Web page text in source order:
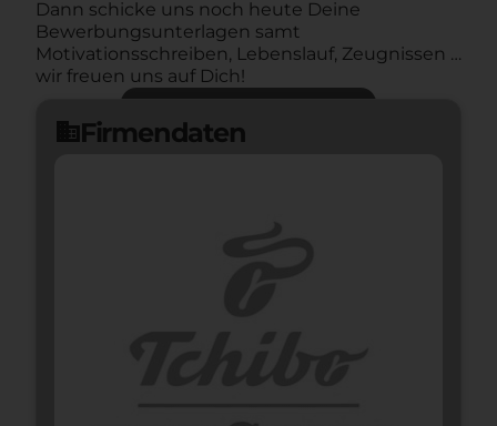
Dann schicke uns noch heute Deine
Bewerbungsunterlagen samt
Motivationsschreiben, Lebenslauf, Zeugnissen …
wir freuen uns auf Dich!
domainFirmendaten